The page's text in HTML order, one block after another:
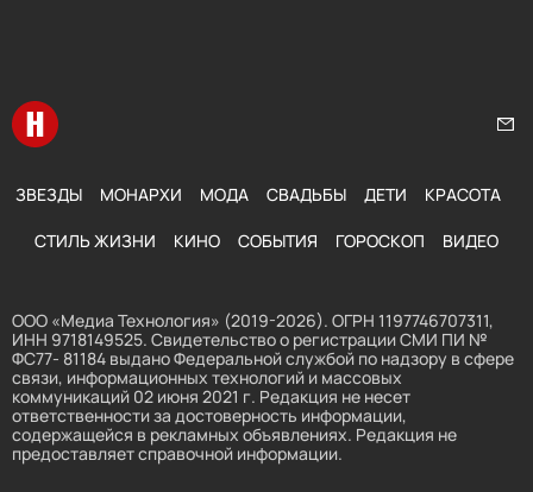
Перейти на главную
ЗВЕЗДЫ МОНАРХИ МОДА СВАДЬБЫ ДЕТИ КРАСОТА
СТИЛЬ ЖИЗНИ КИНО СОБЫТИЯ ГОРОСКОП ВИДЕО
ООО «Медиа Технология» (2019-2026). ОГРН 1197746707311,
ИНН 9718149525. Свидетельство о регистрации СМИ ПИ №
ФС77- 81184 выдано Федеральной службой по надзору в сфере
связи, информационных технологий и массовых
коммуникаций 02 июня 2021 г. Редакция не несет
ответственности за достоверность информации,
содержащейся в рекламных объявлениях. Редакция не
предоставляет справочной информации.